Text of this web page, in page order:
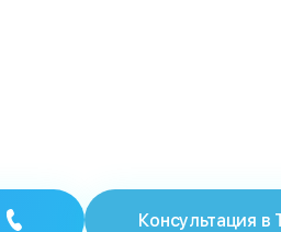
Консультация в